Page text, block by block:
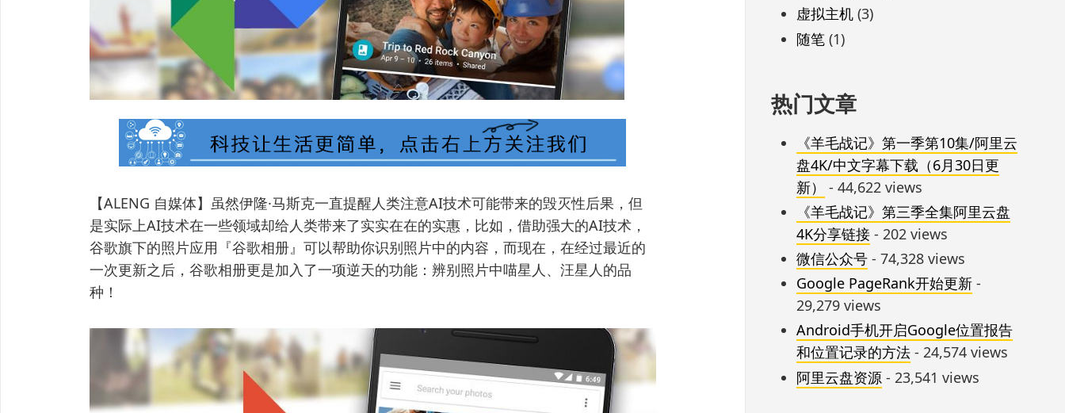
【ALENG 自媒体】虽然伊隆·马斯克一直提醒人类注意AI技术可能带来的毁灭性后果，但
是实际上AI技术在一些领域却给人类带来了实实在在的实惠，比如，借助强大的AI技术，
谷歌旗下的照片应用『谷歌相册』可以帮助你识别照片中的内容，而现在，在经过最近的
一次更新之后，谷歌相册更是加入了一项逆天的功能：辨别照片中喵星人、汪星人的品
种！
虚拟主机(3)
随笔(1)
热门文章
《羊毛战记》第一季第10集/阿里云
盘4K/中文字幕下载（6月30日更
新）
- 44,622 views
《羊毛战记》第三季全集阿里云盘
4K分享链接- 202 views
微信公众号- 74,328 views
Google PageRank开始更新-
29,279 views
Android手机开启Google位置报告
和位置记录的方法- 24,574 views
阿里云盘资源- 23,541 views